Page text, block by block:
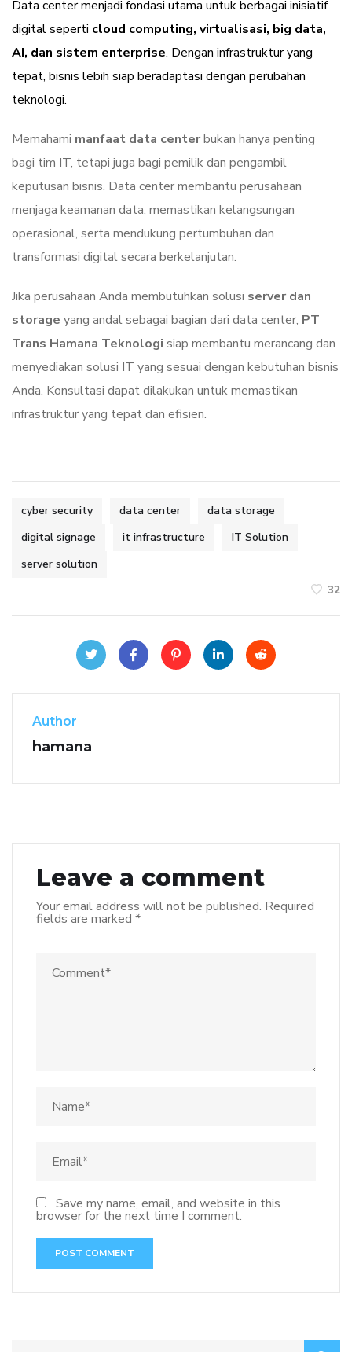
Data center menjadi fondasi utama untuk berbagai inisiatif
digital seperti cloud computing, virtualisasi, big data,
AI, dan sistem enterprise. Dengan infrastruktur yang
tepat, bisnis lebih siap beradaptasi dengan perubahan
teknologi.
Memahami manfaat data centerbukan hanya penting
bagi tim IT, tetapi juga bagi pemilik dan pengambil
keputusan bisnis. Data center membantu perusahaan
menjaga keamanan data, memastikan kelangsungan
operasional, serta mendukung pertumbuhan dan
transformasi digital secara berkelanjutan.
Jika perusahaan Anda membutuhkan solusi server dan
storage yang andal sebagai bagian dari data center, PT
Trans Hamana Teknologi siap membantu merancang dan
menyediakan solusi IT yang sesuai dengan kebutuhan bisnis
Anda. Konsultasi dapat dilakukan untuk memastikan
infrastruktur yang tepat dan efisien.
cyber security data center
data storage
digital signage
it infrastructure
IT Solution
server solution
32
Author
hamana
Leave a comment
Your email address will not be published. Required
fields are marked *
Save my name, email, and website in this
browser for the next time I comment.